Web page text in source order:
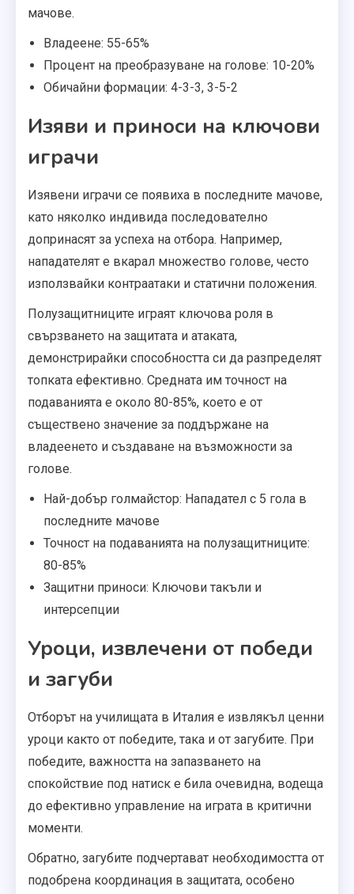
мачове.
Владеене: 55-65%
Процент на преобразуване на голове: 10-20%
Обичайни формации: 4-3-3, 3-5-2
Изяви и приноси на ключови
играчи
Изявени играчи се появиха в последните мачове,
като няколко индивида последователно
допринасят за успеха на отбора. Например,
нападателят е вкарал множество голове, често
използвайки контраатаки и статични положения.
Полузащитниците играят ключова роля в
свързването на защитата и атаката,
демонстрирайки способността си да разпределят
топката ефективно. Средната им точност на
подаванията е около 80-85%, което е от
съществено значение за поддържане на
владеенето и създаване на възможности за
голове.
Най-добър голмайстор: Нападател с 5 гола в
последните мачове
Точност на подаванията на полузащитниците:
80-85%
Защитни приноси: Ключови такъли и
интерсепции
Уроци, извлечени от победи
и загуби
Отборът на училищата в Италия е извлякъл ценни
уроци както от победите, така и от загубите. При
победите, важността на запазването на
спокойствие под натиск е била очевидна, водеща
до ефективно управление на играта в критични
моменти.
Обратно, загубите подчертават необходимостта от
подобрена координация в защитата, особено